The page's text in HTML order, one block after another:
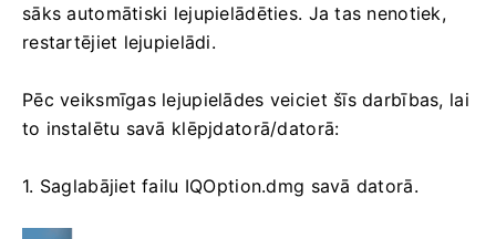
sāks automātiski lejupielādēties. Ja tas nenotiek,
restartējiet lejupielādi.
Pēc veiksmīgas lejupielādes veiciet šīs darbības, lai
to instalētu savā klēpjdatorā/datorā:
1. Saglabājiet failu IQOption.dmg savā datorā.